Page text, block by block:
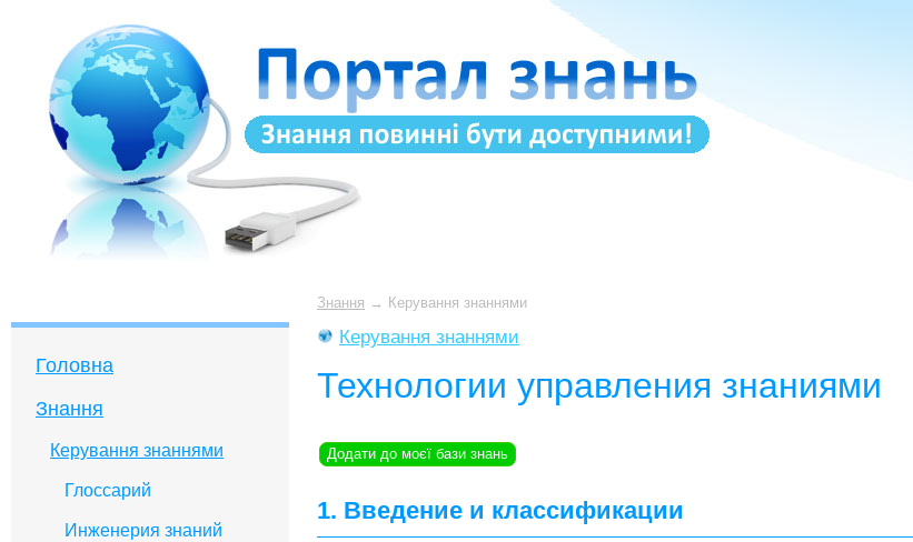
Головна
Знання
Керування знаннями
Глоссарий
Инженерия знаний
Знання → Керування знаннями
Керування знаннями
Технологии управления знаниями
Додати до моєї бази знань
1. Введение и классификации